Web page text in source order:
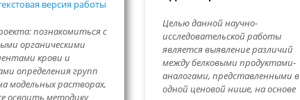
версия работы
познакомиться с
органическими
крови и
определения групп
модельных растворах,
освоить методику
Целью данной научно-
исследовательской работы
является выявление различий
между белковыми продуктами-
аналогами, представленными в
одной ценовой нише, на основе